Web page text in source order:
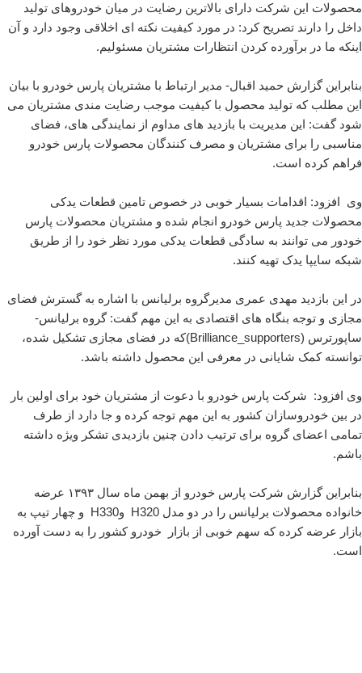
محصولات این شرکت دارای بالاترین رضایت در میان خودروهای تولید
داخل را دارند تصریح کرد: در مورد کیفیت نکته ای اخلاقی وجود دارد و آن
اینکه ما در برآورده کردن انتظارات مشتریان مسئولیم.
بنابراین گزارش حمید اقبال- مدیر ارتباط با مشتریان پارس خودرو با بیان
این مطلب که تولید محصول با کیفیت موجب رضایت مندی مشتریان می
شود گفت: این مدیریت با بازدید های مداوم از نمایندگی های، فضای
مناسبی را برای مشتریان و مصرف کنندگان محصولات پارس خودرو
فراهم کرده است.
وی افزود: اقدامات بسیار خوبی در خصوص تامین قطعات یدکی
محصولات جدید پارس خودرو انجام شده و مشتریان محصولات پارس
خودور می توانند به سادگی قطعات یدکی مورد نظر خود را از طریق
شبکه سایپا یدک تهیه کنند.
در این بازدید مهدی عمری مدیرگروه برلیانس با اشاره به گسترش فضای
مجازی و توجه بنگاه های اقتصادی به این مهم گفت: گروه برلیانس-
ساپورترس (Brilliance_supporters)که در فضای مجازی تشکیل شده،
توانسته کمک شایانی در معرفی این محصول داشته باشد.
وی افزود: شرکت پارس خودرو با دعوت از مشتریان خود برای اولین بار
در بین خودروسازان کشور به این مهم توجه کرده و جا دارد از طرف
تمامی اعضای گروه برای ترتیب دادن چنین بازدیدی تشکر ویژه داشته
باشم.
بنابراین گزارش شرکت پارس خودرو از بهمن ماه سال ۱۳۹۳ عرضه
خانواده محصولات برلیانس را در دو مدل H320 وH330 و چهار تیپ به
بازار عرضه کرده که سهم خوبی از بازار خودرو کشور را به دست آورده
است.